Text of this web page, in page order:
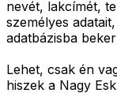
nevét, lakcímét,
személyes
adatbázisba
Lehet, csak én
hiszek a Nagy